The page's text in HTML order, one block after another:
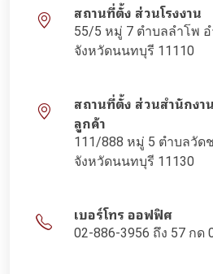
สถานที่ตั้ง ส่วนโรงงาน
55/5 หมู่ 7 ตำบลลำโพ อ
จังหวัดนนทบุรี 11110
สถานที่ตั้ง ส่วนสำนักง
ลูกค้า
111/888 หมู่ 5 ตำบลวัด
จังหวัดนนทบุรี 11130
เบอร์โทร ออฟฟิศ
02-886-3956 ถึง 57 กด